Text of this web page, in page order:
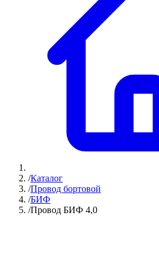
/Каталог
/Провод бортовой
/БИФ
/Провод БИФ 4,0